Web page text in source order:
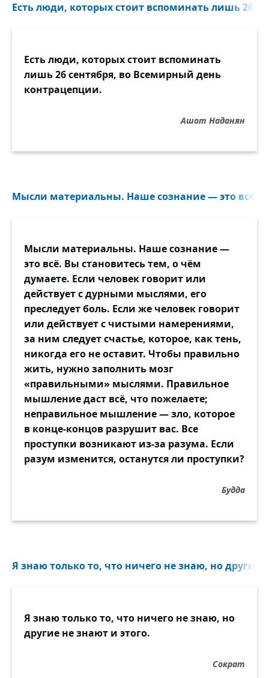
Есть люди, которых стоит вспоминать лишь 26
Есть люди, которых стоит вспоминать
лишь 26 сентября, во Всемирный день
контрацепции.
Ашот Наданян
Мысли материальны. Наше сознание — это всё.
Мысли материальны. Наше сознание —
это всё. Вы становитесь тем, о чём
думаете. Если человек говорит или
действует с дурными мыслями, его
преследует боль. Если же человек говорит
или действует с чистыми намерениями,
за ним следует счастье, которое, как тень,
никогда его не оставит. Чтобы правильно
жить, нужно заполнить мозг
«правильными» мыслями. Правильное
мышление даст всё, что пожелаете;
неправильное мышление — зло, которое
в конце-концов разрушит вас. Все
проступки возникают из-за разума. Если
разум изменится, останутся ли проступки?
Будда
Я знаю только то, что ничего не знаю, но другие
Я знаю только то, что ничего не знаю, но
другие не знают и этого.
Сократ